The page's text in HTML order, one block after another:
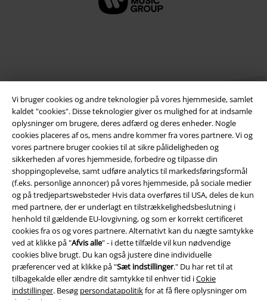
Vi bruger cookies og andre teknologier på vores hjemmeside, samlet
kaldet "cookies". Disse teknologier giver os mulighed for at indsamle
oplysninger om brugere, deres adfærd og deres enheder. Nogle
cookies placeres af os, mens andre kommer fra vores partnere. Vi og
vores partnere bruger cookies til at sikre pålideligheden og
sikkerheden af ​​vores hjemmeside, forbedre og tilpasse din
shoppingoplevelse, samt udføre analytics til markedsføringsformål
(f.eks. personlige annoncer) på vores hjemmeside, på sociale medier
og på tredjepartswebsteder Hvis data overføres til USA, deles de kun
med partnere, der er underlagt en tilstrækkelighedsbeslutning i
henhold til gældende EU-lovgivning, og som er korrekt certificeret
cookies fra os og vores partnere. Alternativt kan du nægte samtykke
ved at klikke på "Afvis alle" - i dette tilfælde vil kun nødvendige
cookies blive brugt. Du kan også justere dine individuelle
præferencer ved at klikke på "Sæt indstillinger." Du har ret til at
tilbagekalde eller ændre dit samtykke til enhver tid iCokie
indstillinger. Besøg persondatapolitikfor at få flere oplysninger om
Juridisk
Salgs-, medlems- & leveringsbetingelser
Om EMP Danmark
Persondatapolitik
Bortskaffelse af affald og miljøbeskyttelse
Overensstemmelseserklæring